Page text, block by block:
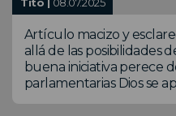
Artículo macizo y
allá de las posibilidades
buena iniciativa perece
parlamentarias Dios se